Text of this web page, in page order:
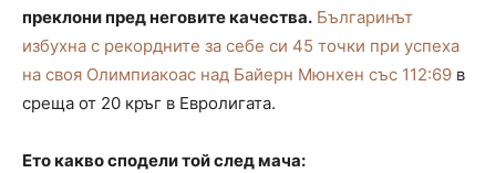
преклони пред неговите качества. Българинът
избухна с рекордните за себе си 45 точки при успеха
на своя Олимпиакоас над Байерн Мюнхен със 112:69 в
среща от 20 кръг в Евролигата.
Ето какво сподели той след мача: